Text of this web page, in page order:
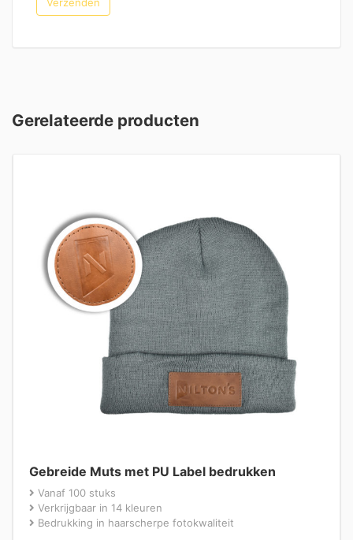
Gerelateerde producten
Gebreide Muts met PU Label bedrukken
Vanaf 100 stuks
Verkrijgbaar in 14 kleuren
Bedrukking in haarscherpe fotokwaliteit